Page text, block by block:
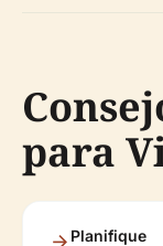
para
Planifique